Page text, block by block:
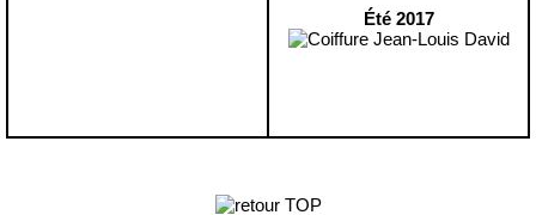
Été 2017